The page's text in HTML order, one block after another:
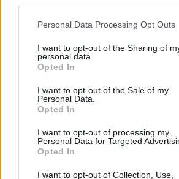
Please note that this website/app uses
not limited to your visit or usage
grant or deny consent to Google and its
use your data for below specified
consent section.
Personal Data Processing Opt Outs
I want to opt-out of the Sharing of
personal data.
Opted In
I want to opt-out of the Sale of my
Personal Data.
Opted In
I want to opt-out of processing my
Personal Data for Targeted
Opted In
I want to opt-out of Collection, Use,
tue campagne. Oltre al CTR e al
anche iltasso di engagementsui
tempo medio trascorso sul sito e
globale delle performance delle
aiuteranno a identificare aree di
Non è affascinante come i
raccontare la storia del tuo